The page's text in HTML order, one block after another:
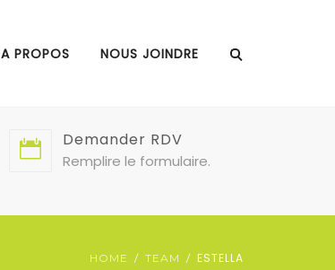
A PROPOS NOUS JOINDRE
Demander RDV
Remplire le formulaire.
HOME TEAM ESTELLA